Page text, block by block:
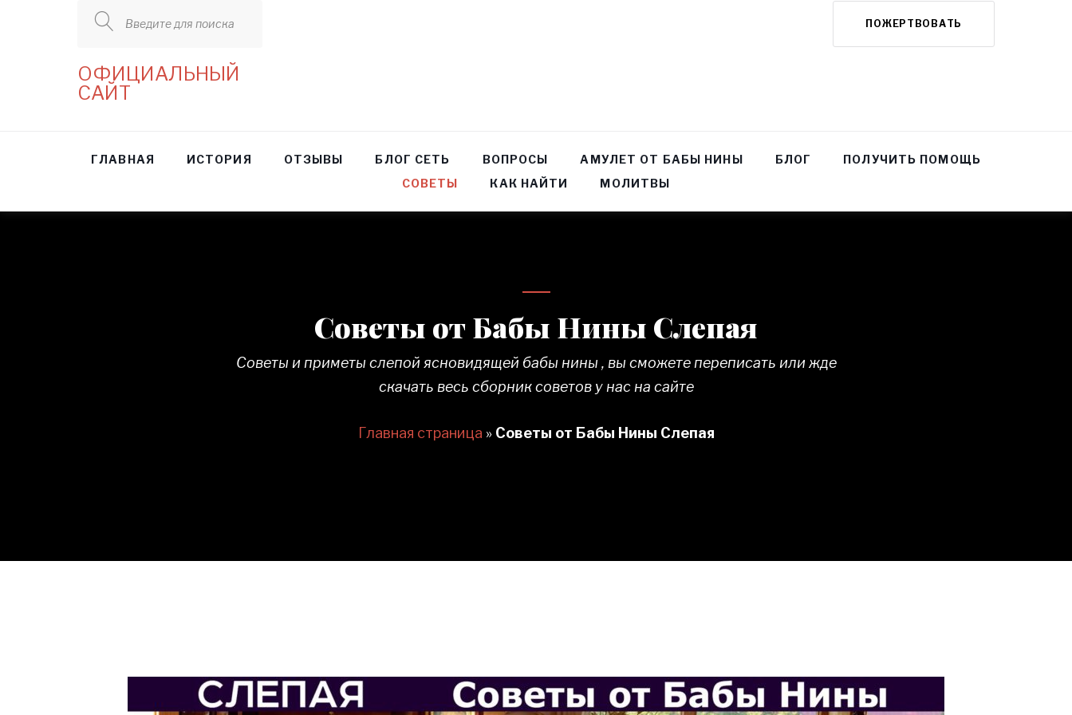
Введите для поиска ПОЖЕРТВОВАТЬ
ОФИЦИАЛЬНЫЙ
САЙТ
ГЛАВНАЯ ИСТОРИЯ ОТЗЫВЫ БЛОГ СЕТЬ ВОПРОСЫ АМУЛЕТ ОТ БАБЫ НИНЫ БЛОГ
ПОЛУЧИТЬ ПОМОЩЬ
СОВЕТЫ
КАК НАЙТИ МОЛИТВЫ
Советы от Бабы Нины Слепая
Советы и приметы слепой ясновидящей бабы нины , вы сможете переписать или жде
скачать весь сборник советов у нас на сайте
Главная страница » Советы от Бабы Нины Слепая